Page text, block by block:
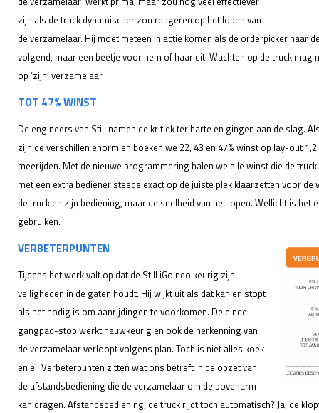
zijn als de truck dynamischer zou reageren op het lopen van
de verzamelaar. Hij moet meteen in actie komen als de orderpicker naar
volgend, maar een beetje voor hem of haar uit. Wachten op de truck
op ‘zijn’ verzamelaar
TOT 47% WINST
De engineers van Still namen de kritiek ter harte en gingen aan de slag.
zijn de verschillen enorm en boeken we 22, 43 en 47% winst op lay-out
meerijden. Met de nieuwe programmering halen we alle winst die de
met een extra bediener steeds exact op de juiste plek klaarzetten voor
de truck en zijn bediening, maar de snelheid van het lopen. Wellicht is
gebruiken.
VERBETERPUNTEN
Tijdens het werk valt op dat de Still iGo neo keurig zijn
veiligheden in de gaten houdt. Hij wijkt uit als dat kan en stopt
als het nodig is om aanrijdingen te voorkomen. De einde-
gangpad-stop werkt nauwkeurig en ook de herkenning van
de verzamelaar verloopt volgens plan. Toch is niet alles koek
en ei. Verbeterpunten zitten wat ons betreft in de opzet van
de afstandsbediening die de verzamelaar om de bovenarm
kan dragen. Afstandsbediening, de truck rijdt toch automatisch? Ja, de